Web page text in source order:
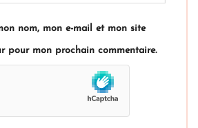
nom, mon e-mail et mon site
pour mon prochain commentaire.